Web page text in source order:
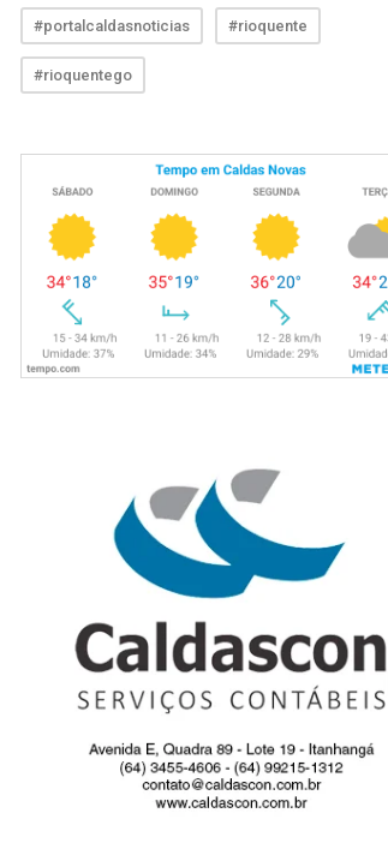
#portalcaldasnoticias #rioquente
#rioquentego